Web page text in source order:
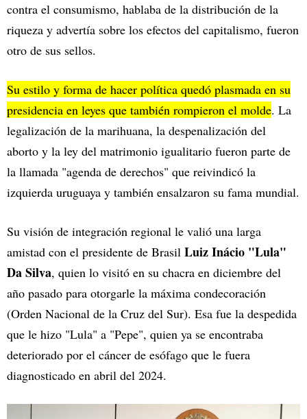
contra el consumismo, hablaba de la distribución de la
riqueza y advertía sobre los efectos del capitalismo, fueron
otro de sus sellos.
Su estilo y forma de hacer política quedó plasmada en su
presidencia en leyes que también rompieron el molde. La
legalización de la marihuana, la despenalización del
aborto y la ley del matrimonio igualitario fueron parte de
la llamada "agenda de derechos" que reivindicó la
izquierda uruguaya y también ensalzaron su fama mundial.
Su visión de integración regional le valió una larga
amistad con el presidente de Brasil Luiz Inácio "Lula"
Da Silva, quien lo visitó en su chacra en diciembre del
año pasado para otorgarle la máxima condecoración
(Orden Nacional de la Cruz del Sur). Esa fue la despedida
que le hizo "Lula" a "Pepe", quien ya se encontraba
deteriorado por el cáncer de esófago que le fuera
diagnosticado en abril del 2024.